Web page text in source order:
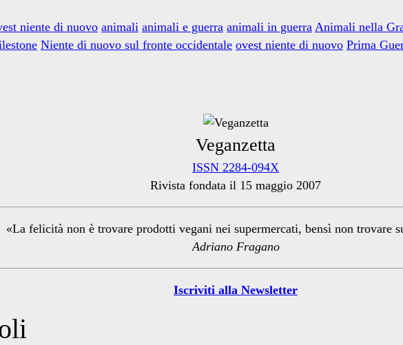
niente di nuovo animali animali e guerra animali in guerra Animali nella
Niente di nuovo sul fronte occidentale ovest niente di nuovo Prima
Veganzetta
ISSN 2284-094X
Rivista fondata il 15 maggio 2007
«La felicità non è trovare prodotti vegani nei supermercati, bensì non trovare
Adriano Fragano
Iscriviti alla Newsletter